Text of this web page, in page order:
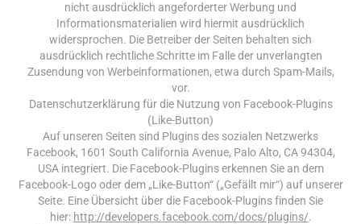
nicht ausdrücklich angeforderter Werbung und
Informationsmaterialien wird hiermit ausdrücklich
widersprochen. Die Betreiber der Seiten behalten sich
ausdrücklich rechtliche Schritte im Falle der unverlangten
Zusendung von Werbeinformationen, etwa durch Spam-Mails,
vor.
Datenschutzerklärung für die Nutzung von Facebook-Plugins
(Like-Button)
Auf unseren Seiten sind Plugins des sozialen Netzwerks
Facebook, 1601 South California Avenue, Palo Alto, CA 94304,
USA integriert. Die Facebook-Plugins erkennen Sie an dem
Facebook-Logo oder dem „Like-Button“ („Gefällt mir“) auf unserer
Seite. Eine Übersicht über die Facebook-Plugins finden Sie
hier: http://developers.facebook.com/docs/plugins/.